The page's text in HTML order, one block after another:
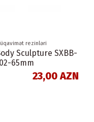
rezinləri
Sculpture SXBB-
65mm
23,00 AZN